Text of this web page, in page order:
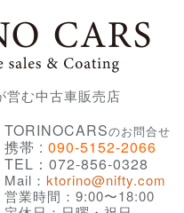
営む中古車販売店
TORINOCARSのお問合せ
携帯 : 090-5152-2066
TEL：072-856-0328
Mail： ktorino@nifty.com
営業時間：9:00〜18:00